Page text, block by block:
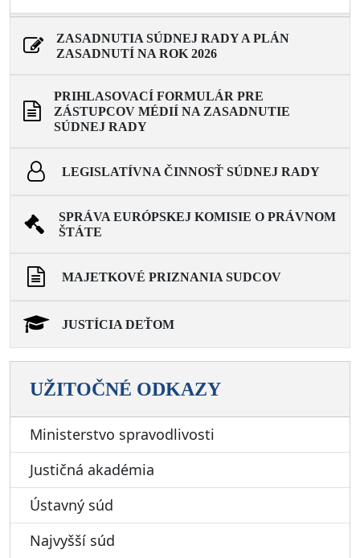
ZASADNUTIA SÚDNEJ RADY A PLÁN
ZASADNUTÍ NA ROK 2026
PRIHLASOVACÍ FORMULÁR PRE
ZÁSTUPCOV MÉDIÍ NA ZASADNUTIE
SÚDNEJ RADY
LEGISLATÍVNA ČINNOSŤ SÚDNEJ RADY
SPRÁVA EURÓPSKEJ KOMISIE O PRÁVNOM
ŠTÁTE
MAJETKOVÉ PRIZNANIA SUDCOV
JUSTÍCIA DEŤOM
UŽITOČNÉ ODKAZY
Ministerstvo spravodlivosti
Justičná akadémia
Ústavný súd
Najvyšší súd